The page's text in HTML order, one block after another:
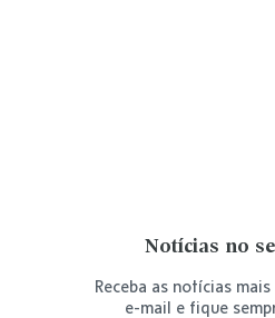
Notícias no
Receba as notícias
e-mail e fique